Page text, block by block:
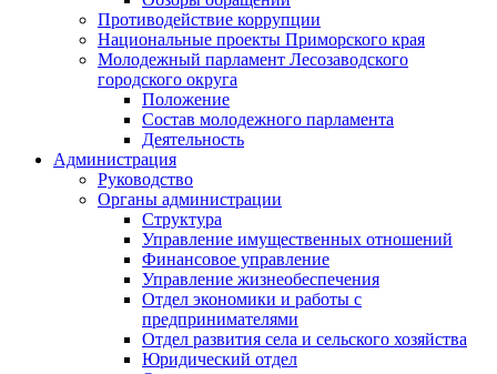
Противодействие коррупции
Национальные проекты Приморского края
Молодежный парламент Лесозаводского
городского округа
Положение
Состав молодежного парламента
Деятельность
Администрация
Руководство
Органы администрации
Структура
Управление имущественных отношений
Финансовое управление
Управление жизнеобеспечения
Отдел экономики и работы с
предпринимателями
Отдел развития села и сельского хозяйства
Юридический отдел